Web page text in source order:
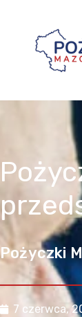
Pożyczki
7 czerwca,